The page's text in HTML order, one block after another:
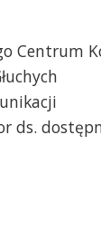
Centrum
ds.